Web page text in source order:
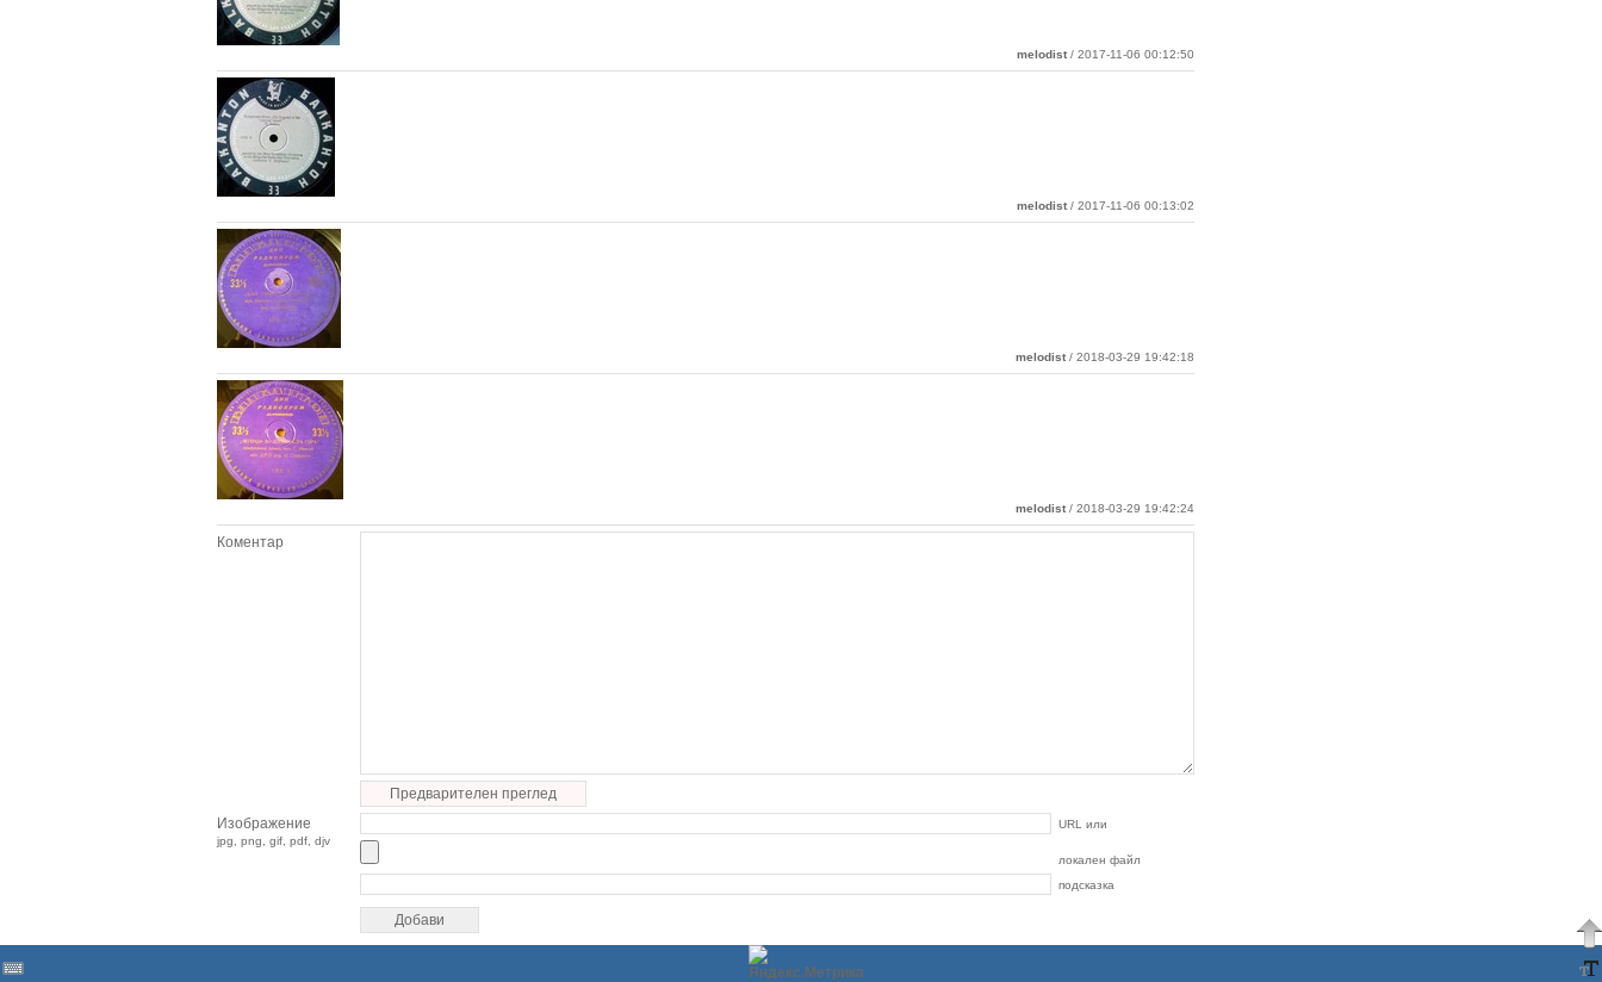
melodist / 2017-11-06 00:12:50
melodist / 2017-11-06 00:13:02
melodist / 2018-03-29 19:42:18
melodist / 2018-03-29 19:42:24
Коментар
Предварителен преглед
Изображение
jpg, png, gif, pdf, djv
URL или
локален файл
подсказка